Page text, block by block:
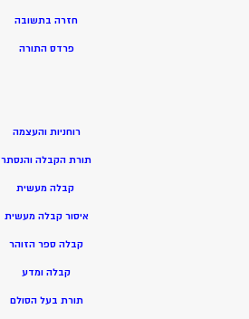
חזרה בתשובה
פרדס התורה
רוחניות והעצמה
תורת הקבלה והנסתר
קבלה מעשית
איסור קבלה מעשית
קבלה ספר הזוהר
קבלה ומדע
תורת בעל הסולם